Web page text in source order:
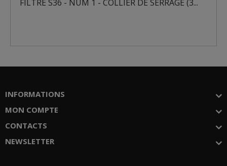
FILTRE S36 - NUM 1 - COLLIER DE SERRAGE (3...
INFORMATIONS
MON COMPTE
CONTACTS
NEWSLETTER